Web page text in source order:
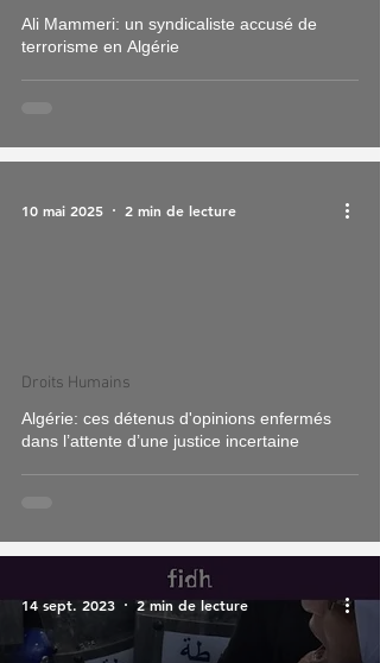
Ali Mammeri: un syndicaliste accusé de
terrorisme en Algérie
Algérie: ces détenus d'opinions enfermés
dans l’attente d’une justice incertaine
Droits Humains
10 mai 2025 2 min de lecture
14 sept. 2023 2 min de lecture